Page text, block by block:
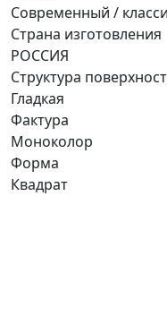
Современный /
Страна изготовления
РОССИЯ
Структура
Гладкая
Фактура
Моноколор
Форма
Квадрат